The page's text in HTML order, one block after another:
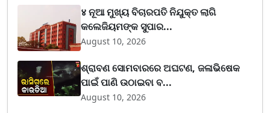
४ ନୂଆ ମୁଖ୍ୟ ବିଚାରପତି ନିଯୁକ୍ତ ଲାଗି
କଲେଜିୟମଙ୍କ ସୁପାର...
August 10, 2026
ଶ୍ରାବଣ ସୋମବାରରେ ଅଘଟଣ, ଜଳାଭିଷେକ
ପାଇଁ ପାଣି ଉଠାଇବା ବ...
August 10, 2026